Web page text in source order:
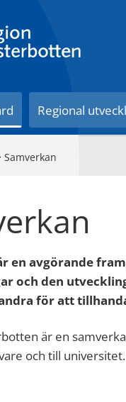
Regional
Samverkan
en avgörande
och den
för att
är en
och till universitet.